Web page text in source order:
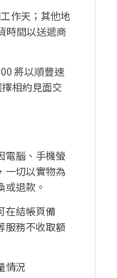
作天；其他地
時間以送遞商
將以順豐速
相約見面交
電腦、手機螢
一切以實物為
退款。
在結帳頁備
服務不收取額
情況